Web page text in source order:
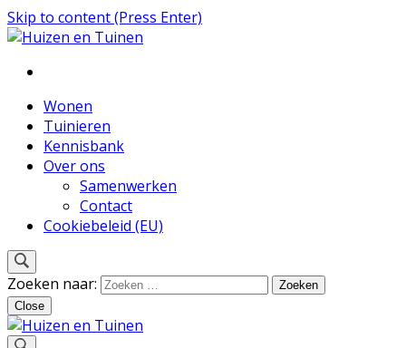
Skip to content (Press Enter)
Huizen en Tuinen
Inspiratie voor wonen en tuinieren
Wonen
Tuinieren
Kennisbank
Over ons
Samenwerken
Contact
Cookiebeleid (EU)
Zoeken naar:
Close